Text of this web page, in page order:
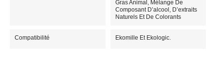
Gras Animal, Mélange De
Composant D’alcool, D’extraits
Naturels Et De Colorants
Compatibilité Ekomille Et Ekologic.